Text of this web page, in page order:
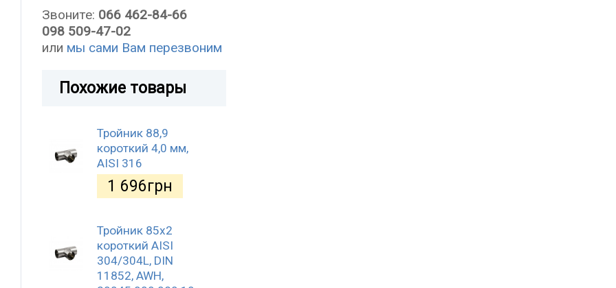
Звоните: 066 462-84-66
098 509-47-02
или мы сами Вам перезвоним
Похожие товары
Тройник 88,9
короткий 4,0 мм,
AISI 316
1 696грн
Тройник 85х2
короткий AISI
304/304L, DIN
11852, AWH,